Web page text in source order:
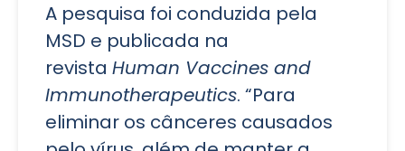
A pesquisa foi conduzida pela
MSD e publicada na
revista Human Vaccines and
Immunotherapeutics. “Para
eliminar os cânceres causados